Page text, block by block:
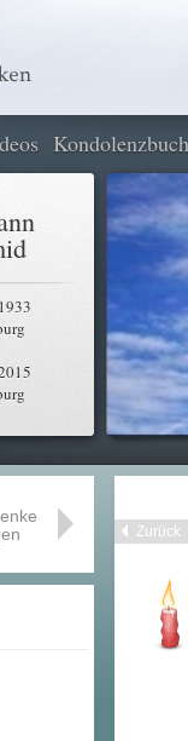
Kondolenzbuch
Zurück